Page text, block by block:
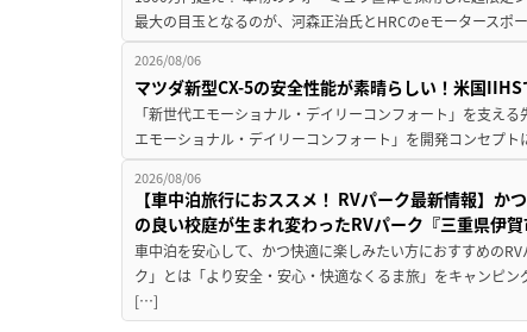
最大の目玉となるのが、河森正治氏とHRCのeモータース
2026/08/06
マツダ新型CX-5の安全性能が素晴らしい！米国
「新世代エモーショナル・デイリーコンフォート」を支え
エモーショナル・デイリーコンフォート」を開発コンセプ
2026/08/06
【車中泊旅行におススメ！ RVパーク最新情報】か
の良い校庭が生まれ変わったRVパーク『三重県伊賀
車中泊を安心して、かつ快適に楽しみたい方におすすめの
ク」とは「より安全・安心・快適なくるま旅」をキャンピ
[…]